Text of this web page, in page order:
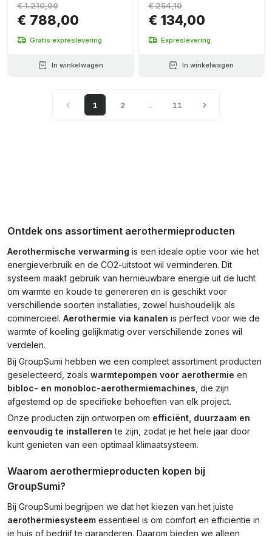
€ 788,00
€ 1.210,00
Gratis expreslevering
In winkelwagen
€ 134,00
€ 254,10
Expreslevering
In winkelwagen
1 2 ... 11
Ontdek ons assortiment aerothermieproducten
Aerothermische verwarming is een ideale optie voor wie het
energieverbruik en de CO2-uitstoot wil verminderen. Dit
systeem maakt gebruik van hernieuwbare energie uit de lucht
om warmte en koude te genereren en is geschikt voor
verschillende soorten installaties, zowel huishoudelijk als
commercieel. Aerothermie via kanalen is perfect voor wie de
warmte of koeling gelijkmatig over verschillende zones wil
verdelen.
Bij GroupSumi hebben we een compleet assortiment producten
geselecteerd, zoals warmtepompen voor aerothermie en
bibloc- en monobloc-aerothermiemachines , die zijn
afgestemd op de specifieke behoeften van elk project.
Onze producten zijn ontworpen om efficiënt, duurzaam en
eenvoudig te installeren te zijn, zodat je het hele jaar door
kunt genieten van een optimaal klimaatsysteem.
Waarom aerothermieproducten kopen bij
GroupSumi?
Bij GroupSumi begrijpen we dat het kiezen van het juiste
aerothermiesysteem essentieel is om comfort en efficiëntie in
je huis of bedrijf te garanderen. Daarom bieden we alleen